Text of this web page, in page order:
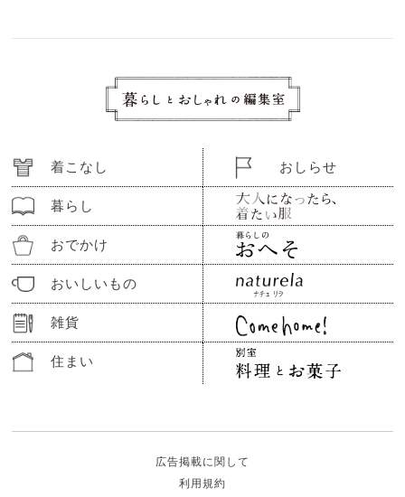
着こなし
暮らし
おでかけ
おいしいもの
雑貨
住まい
おしらせ
広告掲載に関して
利用規約